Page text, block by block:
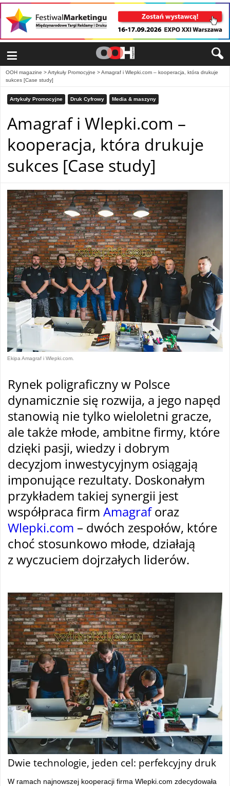
≡
OOH magazine >Artykuły Promocyjne >Amagraf i Wlepki.com – kooperacja, która drukuje
sukces [Case study]
Artykuły Promocyjne Druk Cyfrowy Media & maszyny
Amagraf i Wlepki.com –
kooperacja, która drukuje
sukces [Case study]
Ekipa Amagraf i Wlepki.com.
Rynek poligraficzny w Polsce
dynamicznie się rozwija, a jego napęd
stanowią nie tylko wieloletni gracze,
ale także młode, ambitne firmy, które
dzięki pasji, wiedzy i dobrym
decyzjom inwestycyjnym osiągają
imponujące rezultaty. Doskonałym
przykładem takiej synergii jest
współpraca firm Amagraforaz
Wlepki.com – dwóch zespołów, które
choć stosunkowo młode, działają
z wyczuciem dojrzałych liderów.
Dwie technologie, jeden cel: perfekcyjny druk
W ramach najnowszej kooperacji firma Wlepki.com zdecydowała